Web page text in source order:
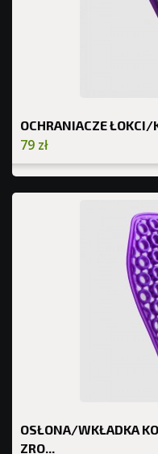
OCHRANIACZE ŁOKCI/
79 zł
OSŁONA/WKŁADKA
ZRO...